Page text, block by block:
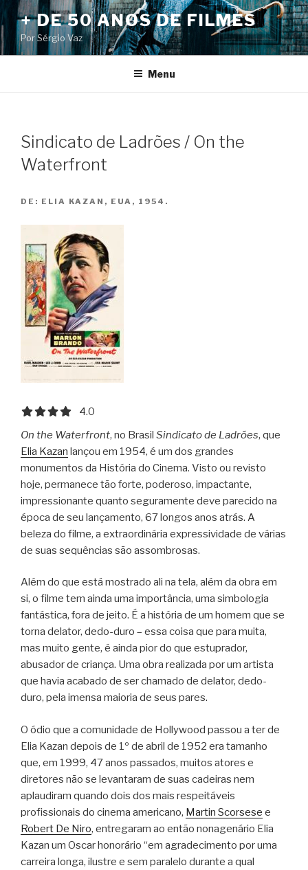
Pular
para
o
conteúdo
+ DE 50 ANOS DE FILMES
Por Sérgio Vaz
Menu
Sindicato de Ladrões / On the
Waterfront
DE: ELIA KAZAN, EUA, 1954.
4.0 out of 5.0 stars
4.0
On the Waterfront, no Brasil Sindicato de Ladrões, que
Elia Kazan lançou em 1954, é um dos grandes
monumentos da História do Cinema. Visto ou revisto
hoje, permanece tão forte, poderoso, impactante,
impressionante quanto seguramente deve parecido na
época de seu lançamento, 67 longos anos atrás. A
beleza do filme, a extraordinária expressividade de várias
de suas sequências são assombrosas.
Além do que está mostrado ali na tela, além da obra em
si, o filme tem ainda uma importância, uma simbologia
fantástica, fora de jeito. É a história de um homem que se
torna delator, dedo-duro – essa coisa que para muita,
mas muito gente, é ainda pior do que estuprador,
abusador de criança. Uma obra realizada por um artista
que havia acabado de ser chamado de delator, dedo-
duro, pela imensa maioria de seus pares.
O ódio que a comunidade de Hollywood passou a ter de
Elia Kazan depois de 1º de abril de 1952 era tamanho
que, em 1999, 47 anos passados, muitos atores e
diretores não se levantaram de suas cadeiras nem
aplaudiram quando dois dos mais respeitáveis
profissionais do cinema americano, Martin Scorsese e
Robert De Niro, entregaram ao então nonagenário Elia
Kazan um Oscar honorário “em agradecimento por uma
carreira longa, ilustre e sem paralelo durante a qual